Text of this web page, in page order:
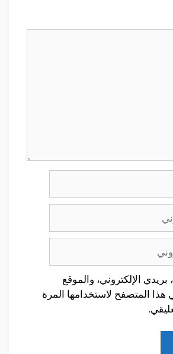
الإلكتروني، والموقع
هذا المتصفح لاستخدامها المرة